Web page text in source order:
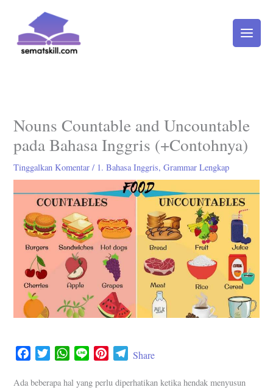
konten
Nouns Countable and Uncountable
pada Bahasa Inggris (+Contohnya)
Tinggalkan Komentar / 1. Bahasa Inggris,Grammar Lengkap
c
i
W
a
n
n
T
l
Share
Ada beberapa hal yang perlu diperhatikan ketika hendak menyusun